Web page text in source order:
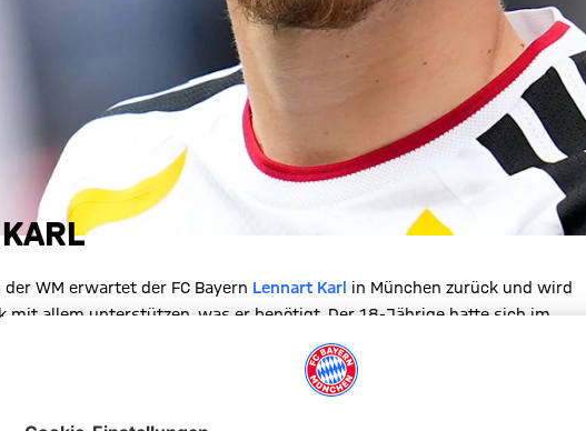
WM erwartet der FC Bayern Lennart Karl in München zurück und wird
mit allem unterstützen, was er benötigt. Der 18-Jährige hatte sich im
Oberschenkel zugezogen und kann daher nicht am Turnier
extrem weh, und die Nachricht war für den ganzen FC Bayern ein Schock
und Zukunft in Lenny stecken. Er hatte sich diese WM durch seine